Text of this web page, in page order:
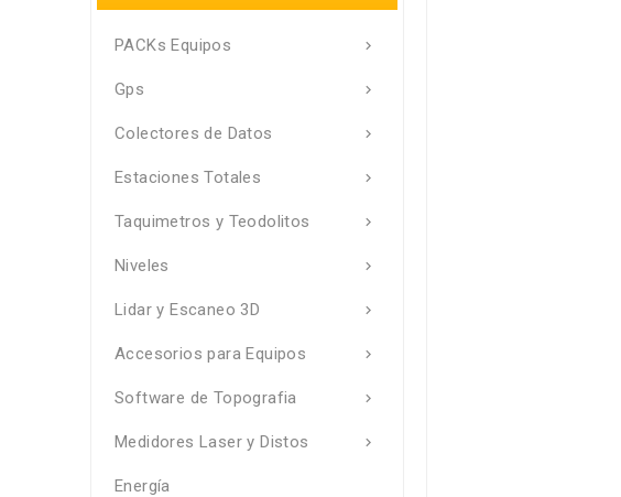

PACKs Equipos

Gps

Colectores de Datos

Estaciones Totales

Taquimetros y Teodolitos

Niveles

Lidar y Escaneo 3D

Accesorios para Equipos

Software de Topografia

Medidores Laser y Distos
Energía